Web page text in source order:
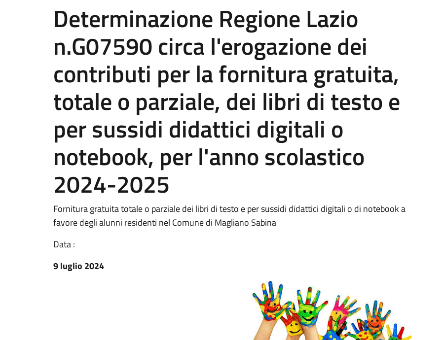
Determinazione Regione Lazio
n.G07590 circa l'erogazione dei
contributi per la fornitura gratuita,
totale o parziale, dei libri di testo e
per sussidi didattici digitali o
notebook, per l'anno scolastico
2024-2025
Fornitura gratuita totale o parziale dei libri di testo e per sussidi didattici digitali o di notebook a
favore degli alunni residenti nel Comune di Magliano Sabina
Data :
9 luglio 2024